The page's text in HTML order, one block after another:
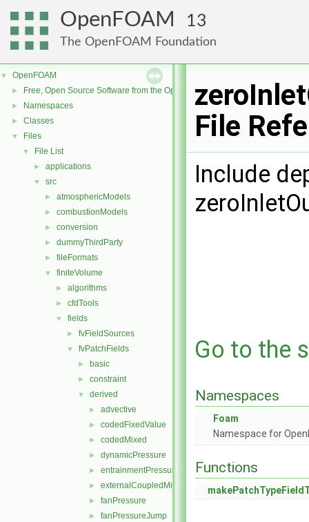
OpenFOAM 13
The OpenFOAM Foundation
▼ OpenFOAM
► Free, Open Source Software from the OpenFOAM Foundation
► Namespaces
► Classes
▼ Files
▼ File List
► applications
▼ src
► atmosphericModels
► combustionModels
► conversion
► dummyThirdParty
► fileFormats
▼ finiteVolume
► algorithms
► cfdTools
▼ fields
► fvFieldSources
▼ fvPatchFields
► basic
► constraint
▼ derived
► advective
► codedFixedValue
► codedMixed
► dynamicPressure
► entrainmentPressure
► externalCoupledMixed
► fanPressure
► fanPressureJump
File
Include
Go to the
Namespaces
Foam
Namespace for
Functions